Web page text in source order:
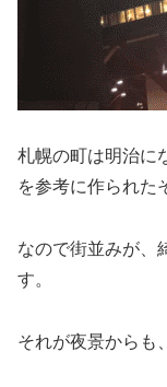
札幌の町は明治に
を参考に作られた
なので街並みが、
す。
それが夜景からも